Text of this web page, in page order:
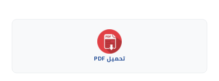
تحميل PDF